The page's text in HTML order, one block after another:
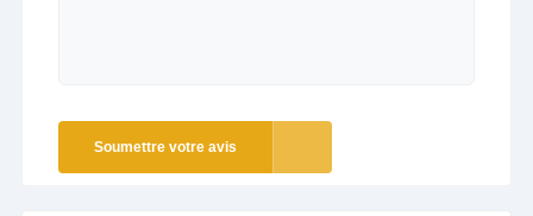
Soumettre votre avis